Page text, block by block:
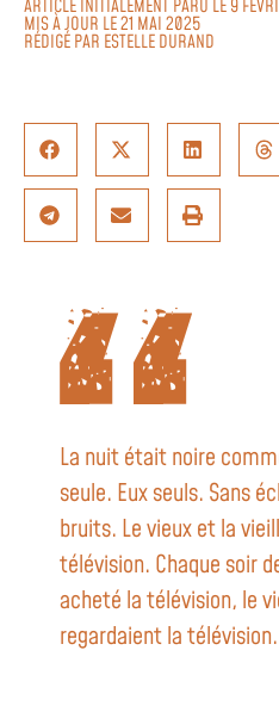
ARTICLE INITIALEMENT PARU LE 9
MIS À JOUR LE 21 MAI 2025
RÉDIGÉ PAR ESTELLE DURAND
La nuit était noire
seule. Eux seuls. Sans
bruits. Le vieux et la
télévision. Chaque soir
acheté la télévision, le
regardaient la télévision.